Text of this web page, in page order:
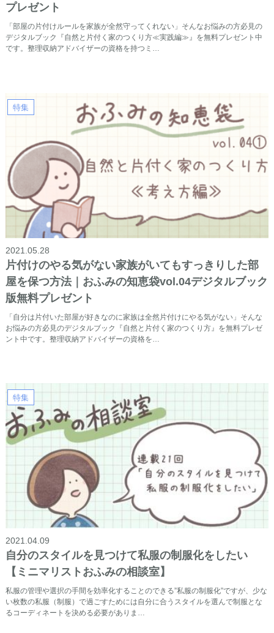
プレゼント
「部屋の片付けルールを家族が全然守ってくれない」そんなお悩みの方必見の
デジタルブック『自然と片付く家のつくり方≪実践編≫』を無料プレゼント中
です。整理収納アドバイザーの資格を持つミ…
特集
2021.05.28
片付けのやる気がない家族がいてもすっきりした部
屋を保つ方法｜おふみの知恵袋vol.04デジタルブック
版無料プレゼント
「自分は片付いた部屋が好きなのに家族は全然片付けにやる気がない」そんな
お悩みの方必見のデジタルブック『自然と片付く家のつくり方』を無料プレゼ
ント中です。整理収納アドバイザーの資格を…
特集
2021.04.09
自分のスタイルを見つけて私服の制服化をしたい
【ミニマリストおふみの相談室】
私服の管理や選択の手間を効率化することのできる”私服の制服化”ですが、少な
い枚数の私服（制服）で過ごすためには自分に合うスタイルを選んで制服とな
るコーディネートを決める必要がありま…